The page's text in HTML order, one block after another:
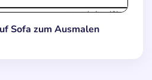
Sofa zum Ausmalen